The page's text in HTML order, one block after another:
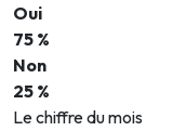
Oui
75 %
Non
25 %
Le chiffre du mois